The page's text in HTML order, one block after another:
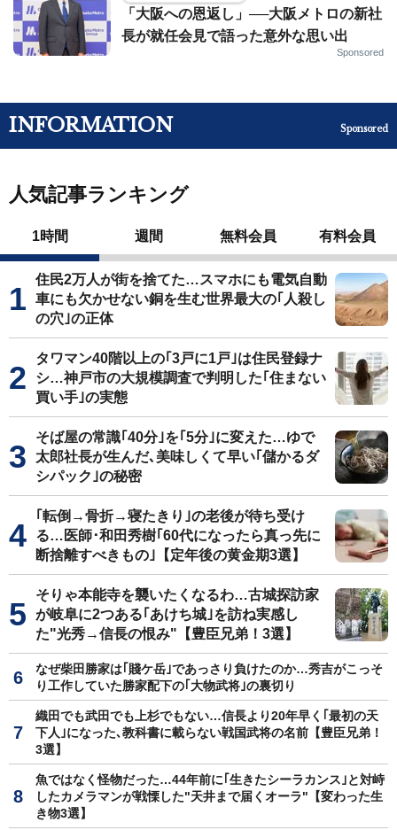
「大阪への恩返し」──大阪メトロの新社
長が就任会見で語った意外な思い出
Sponsored
INFORMATION Sponsored
人気記事ランキング
1時間 週間 無料会員 有料会員
住民2万人が街を捨てた…スマホにも電気自動
車にも欠かせない銅を生む世界最大の｢人殺し
の穴｣の正体
タワマン40階以上の｢3戸に1戸｣は住民登録ナ
シ…神戸市の大規模調査で判明した｢住まない
買い手｣の実態
そば屋の常識｢40分｣を｢5分｣に変えた…ゆで
太郎社長が生んだ､美味しくて早い｢儲かるダ
シパック｣の秘密
｢転倒→骨折→寝たきり｣の老後が待ち受け
る…医師･和田秀樹｢60代になったら真っ先に
断捨離すべきもの｣【定年後の黄金期3選】
そりゃ本能寺を襲いたくなるわ…古城探訪家
が岐阜に2つある｢あけち城｣を訪ね実感し
た"光秀→信長の恨み"【豊臣兄弟！3選】
なぜ柴田勝家は｢賤ケ岳｣であっさり負けたのか…秀吉がこっそ
り工作していた勝家配下の｢大物武将｣の裏切り
織田でも武田でも上杉でもない…信長より20年早く｢最初の天
下人｣になった､教科書に載らない戦国武将の名前【豊臣兄弟！
3選】
魚ではなく怪物だった…44年前に｢生きたシーラカンス｣と対峙
したカメラマンが戦慄した"天井まで届くオーラ"【変わった生
き物3選】